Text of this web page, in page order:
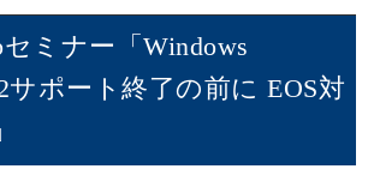
セミナー「Windows
サポート終了の前に EOS対